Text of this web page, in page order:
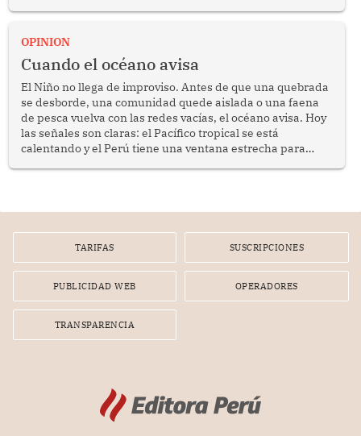
OPINION
Cuando el océano avisa
El Niño no llega de improviso. Antes de que una quebrada
se desborde, una comunidad quede aislada o una faena
de pesca vuelva con las redes vacías, el océano avisa. Hoy
las señales son claras: el Pacífico tropical se está
calentando y el Perú tiene una ventana estrecha para
TARIFAS SUSCRIPCIONES
PUBLICIDAD WEB OPERADORES
TRANSPARENCIA